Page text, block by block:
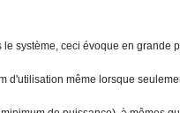
système, ceci évoque en grande
d'utilisation même lorsque